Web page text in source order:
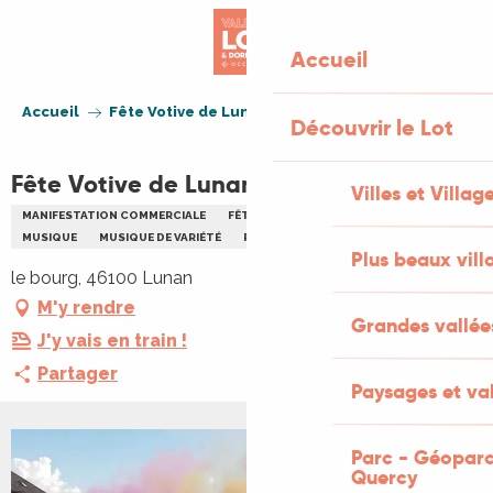
Accueil
Découvrir le Lot
Villes et
Plus beaux
Grandes
Paysages et
Parc -
Quercy
Accueil Fête Votive de Lunan
Fête Votive de Lunan
MANIFESTATION COMMERCIALE FÊTE VOTIVE
MUSIQUE
MUSIQUE DE VARIÉTÉ PÉTANQUE
le bourg, 46100 Lunan
M'y rendre
J'y vais en train !
Partager
+2 PHOTOS